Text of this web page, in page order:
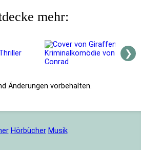
mehr:
❯
Hörbücher Musik